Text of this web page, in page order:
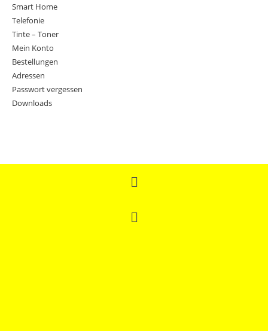
Smart Home
Telefonie
Tinte – Toner
Mein Konto
Bestellungen
Adressen
Passwort vergessen
Downloads